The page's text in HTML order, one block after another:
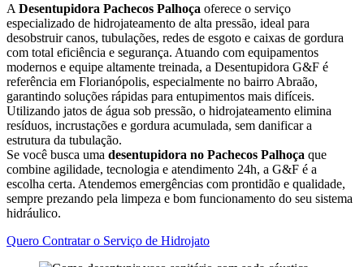
A Desentupidora Pachecos Palhoça oferece o serviço
especializado de hidrojateamento de alta pressão, ideal para
desobstruir canos, tubulações, redes de esgoto e caixas de gordura
com total eficiência e segurança. Atuando com equipamentos
modernos e equipe altamente treinada, a Desentupidora G&F é
referência em Florianópolis, especialmente no bairro Abraão,
garantindo soluções rápidas para entupimentos mais difíceis.
Utilizando jatos de água sob pressão, o hidrojateamento elimina
resíduos, incrustações e gordura acumulada, sem danificar a
estrutura da tubulação.
Se você busca uma desentupidora no Pachecos Palhoça que
combine agilidade, tecnologia e atendimento 24h, a G&F é a
escolha certa. Atendemos emergências com prontidão e qualidade,
sempre prezando pela limpeza e bom funcionamento do seu sistema
hidráulico.
Quero Contratar o Serviço de Hidrojato